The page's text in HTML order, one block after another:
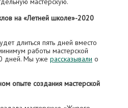
на «Летней школе»-2020
длиться пять дней вместо
работы мастерской
дней. Мы уже рассказывали о
опыте создания мастерской